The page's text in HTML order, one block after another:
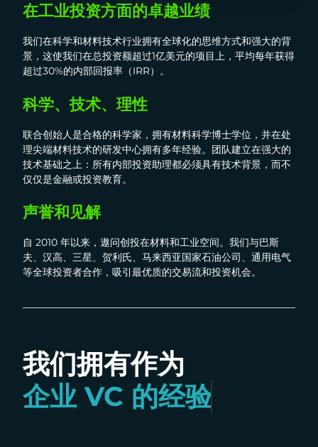
在工业投资方面的卓越业绩
我们在科学和材料技术行业拥有全球化的思维方式和强大的背
景，这使我们在总投资额超过1亿美元的项目上，平均每年获得
超过30%的内部回报率（IRR）。
科学、技术、理性
联合创始人是合格的科学家，拥有材料科学博士学位，并在处
理尖端材料技术的研发中心拥有多年经验。团队建立在强大的
技术基础之上：所有内部投资助理都必须具有技术背景，而不
仅仅是金融或投资教育。
声誉和见解
自 2010 年以来，遨问创投在材料和工业空间。我们与巴斯
夫、汉高、三星、贺利氏、马来西亚国家石油公司、通用电气
等全球投资者合作，吸引最优质的交易流和投资机会。
我们拥有作为
企业 VC 的经验